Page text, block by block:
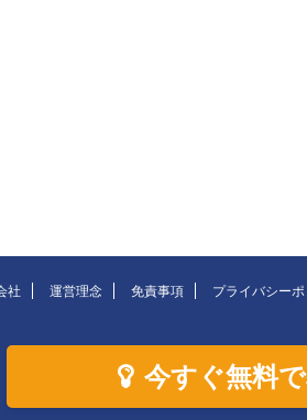
社 運営理念 免責事項 プライバシー
今すぐ無料